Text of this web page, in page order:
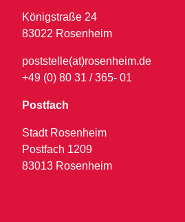
Königstraße 24
83022 Rosenheim
poststelle(at)rosenheim.de
+49 (0) 80 31 / 365- 01
Postfach
Stadt Rosenheim
Postfach 1209
83013 Rosenheim